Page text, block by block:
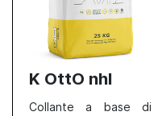
K OttO nhl
Collante a base di